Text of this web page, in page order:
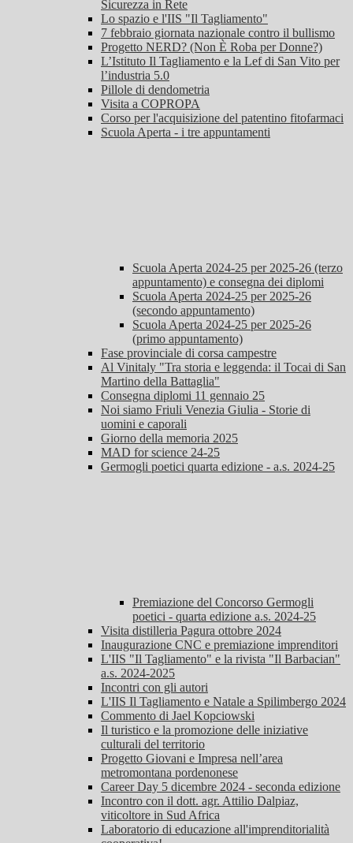
Sicurezza in Rete
Lo spazio e l'IIS "Il Tagliamento"
7 febbraio giornata nazionale contro il bullismo
Progetto NERD? (Non È Roba per Donne?)
L’Istituto Il Tagliamento e la Lef di San Vito per
l’industria 5.0
Pillole di dendometria
Visita a COPROPA
Corso per l'acquisizione del patentino fitofarmaci
Scuola Aperta - i tre appuntamenti
Scuola Aperta 2024-25 per 2025-26 (terzo
appuntamento) e consegna dei diplomi
Scuola Aperta 2024-25 per 2025-26
(secondo appuntamento)
Scuola Aperta 2024-25 per 2025-26
(primo appuntamento)
Fase provinciale di corsa campestre
Al Vinitaly "Tra storia e leggenda: il Tocai di San
Martino della Battaglia"
Consegna diplomi 11 gennaio 25
Noi siamo Friuli Venezia Giulia - Storie di
uomini e caporali
Giorno della memoria 2025
MAD for science 24-25
Germogli poetici quarta edizione - a.s. 2024-25
Premiazione del Concorso Germogli
poetici - quarta edizione a.s. 2024-25
Visita distilleria Pagura ottobre 2024
Inaugurazione CNC e premiazione imprenditori
L'IIS "Il Tagliamento" e la rivista "Il Barbacian"
a.s. 2024-2025
Incontri con gli autori
L'IIS Il Tagliamento e Natale a Spilimbergo 2024
Commento di Jael Kopciowski
Il turistico e la promozione delle iniziative
culturali del territorio
Progetto Giovani e Impresa nell’area
metromontana pordenonese
Career Day 5 dicembre 2024 - seconda edizione
Incontro con il dott. agr. Attilio Dalpiaz,
viticoltore in Sud Africa
Laboratorio di educazione all'imprenditorialità